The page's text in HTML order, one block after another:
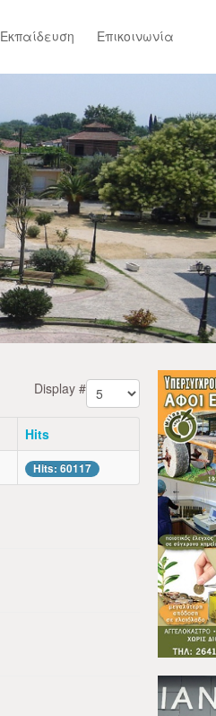
Εκπαίδευση Επικοινωνία
Display #
Hits
Hits: 60117